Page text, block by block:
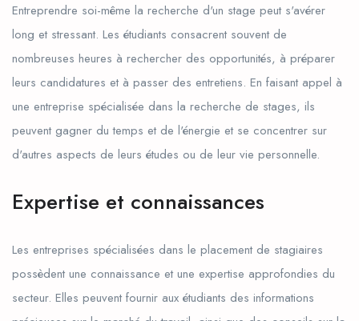
Entreprendre soi-même la recherche d'un stage peut s'avérer
long et stressant. Les étudiants consacrent souvent de
nombreuses heures à rechercher des opportunités, à préparer
leurs candidatures et à passer des entretiens. En faisant appel à
une entreprise spécialisée dans la recherche de stages, ils
peuvent gagner du temps et de l'énergie et se concentrer sur
d'autres aspects de leurs études ou de leur vie personnelle.
Expertise et connaissances
Les entreprises spécialisées dans le placement de stagiaires
possèdent une connaissance et une expertise approfondies du
secteur. Elles peuvent fournir aux étudiants des informations